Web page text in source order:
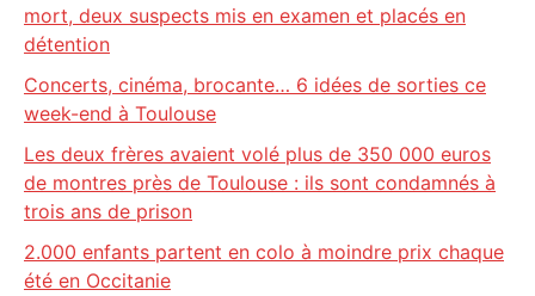
mort, deux suspects mis en examen et placés en
détention
Concerts, cinéma, brocante… 6 idées de sorties ce
week-end à Toulouse
Les deux frères avaient volé plus de 350 000 euros
de montres près de Toulouse : ils sont condamnés à
trois ans de prison
2.000 enfants partent en colo à moindre prix chaque
été en Occitanie